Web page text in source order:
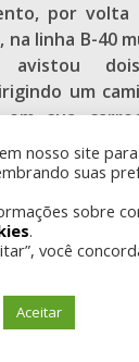
por volta
linha B-40
avistou
um
em sua
10,36m3.
que
veículo
busca nas
e para
fazenda,
de madeira.
pelo
nosso site
suas
sobre
.
você
Aceitar